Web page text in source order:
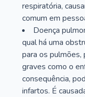
respiratória,
comum em
Doença
qual há uma
para os pulmões,
graves como o
consequência,
infartos. É